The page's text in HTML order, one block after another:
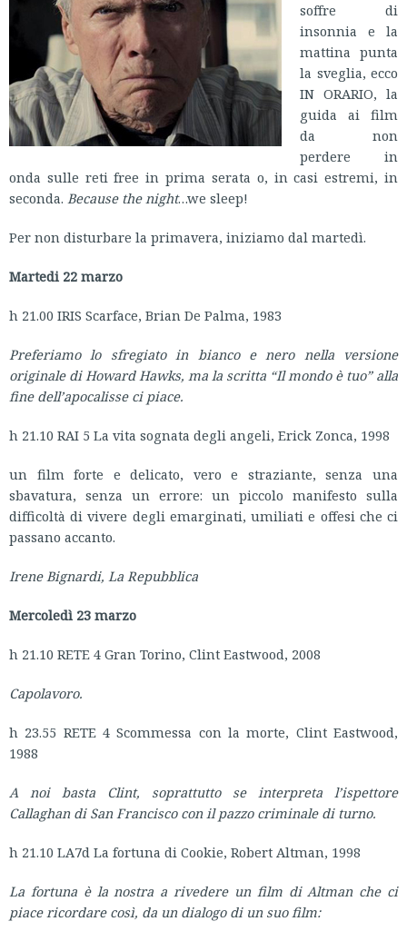
soffre di
insonnia e la
mattina punta
la sveglia, ecco
IN ORARIO, la
guida ai film
da non
perdere in
onda sulle reti free in prima serata o, in casi estremi, in
seconda. Because the night…we sleep!
Per non disturbare la primavera, iniziamo dal martedì.
Martedi 22 marzo
h 21.00 IRIS Scarface, Brian De Palma, 1983
Preferiamo lo sfregiato in bianco e nero nella versione
originale di Howard Hawks, ma la scritta “Il mondo è tuo” alla
fine dell’apocalisse ci piace.
h 21.10 RAI 5 La vita sognata degli angeli, Erick Zonca, 1998
un film forte e delicato, vero e straziante, senza una
sbavatura, senza un errore: un piccolo manifesto sulla
difficoltà di vivere degli emarginati, umiliati e offesi che ci
passano accanto.
Irene Bignardi, La Repubblica
Mercoledì 23 marzo
h 21.10 RETE 4 Gran Torino, Clint Eastwood, 2008
Capolavoro.
h 23.55 RETE 4 Scommessa con la morte, Clint Eastwood,
1988
A noi basta Clint, soprattutto se interpreta l’ispettore
Callaghan di San Francisco con il pazzo criminale di turno.
h 21.10 LA7d La fortuna di Cookie, Robert Altman, 1998
La fortuna è la nostra a rivedere un film di Altman che ci
piace ricordare così, da un dialogo di un suo film: